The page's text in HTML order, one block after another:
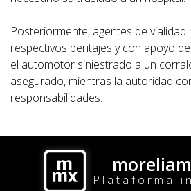
Posteriormente, agentes de
respectivos peritajes y con apoyo
el automotor siniestrado a un
asegurado, mientras la autoridad
responsabilidades.
Plataforma